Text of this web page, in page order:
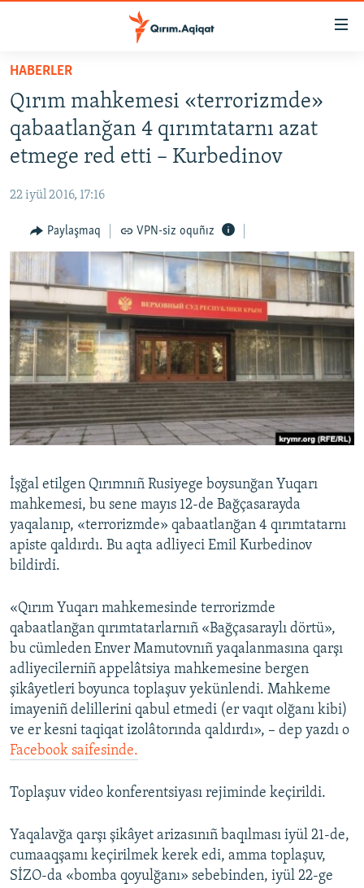
Esas
qaytmaq
Baş
navigatsiyağa
qaytmaq
Qıdıruvğa
qaytmaq
SİYASET
İQTİSADİYAT
MEDENİYET
İNSAN AQLARI
VİDEO
SÜRET
BLOGLAR
FİKİR
Русский
Українською
RFE/RS bütün saytları
HABERLER
Qırım mahkemesi «terrorizmde»
qabaatlanğan 4 qırımtatarnı azat
etmege red etti – Kurbedinov
22 iyül 2016, 17:16
Paylaşmaq VPN-siz oquñız
İşğal etilgen Qırımnıñ Rusiyege boysunğan Yuqarı
mahkemesi, bu sene mayıs 12-de Bağçasarayda
yaqalanıp, «terrorizmde» qabaatlanğan 4 qırımtatarnı
apiste qaldırdı. Bu aqta adliyeci Emil Kurbedinov
bildirdi.
«Qırım Yuqarı mahkemesinde terrorizmde
qabaatlanğan qırımtatarlarnıñ «Bağçasaraylı dörtü»,
bu cümleden Enver Mamutovnıñ yaqalanmasına qarşı
adliyecilerniñ appelâtsiya mahkemesine bergen
şikâyetleri boyunca toplaşuv yekünlendi. Mahkeme
imayeniñ delillerini qabul etmedi (er vaqıt olğanı kibi)
ve er kesni taqiqat izolâtorında qaldırdı», – dep yazdı o
Facebook saifesinde.
Toplaşuv video konferentsiyası rejiminde keçirildi.
Yaqalavğa qarşı şikâyet arizasınıñ baqılması iyül 21-de,
cumaaqşamı keçirilmek kerek edi, amma toplaşuv,
SİZO-da «bomba qoyulğanı» sebebinden, iyül 22-ge